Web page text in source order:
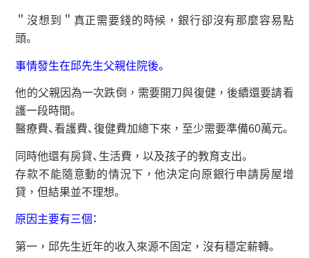
＂沒想到＂真正需要錢的時候，銀行卻沒有那麼容易點
頭。
事情發生在邱先生父親住院後。
他的父親因為一次跌倒，需要開刀與復健，後續還要請看
護一段時間。
醫療費、看護費、復健費加總下來，至少需要準備60萬元。
同時他還有房貸、生活費，以及孩子的教育支出。
存款不能隨意動的情況下，他決定向原銀行申請房屋增
貸，但結果並不理想。
原因主要有三個：
第一，邱先生近年的收入來源不固定，沒有穩定薪轉。